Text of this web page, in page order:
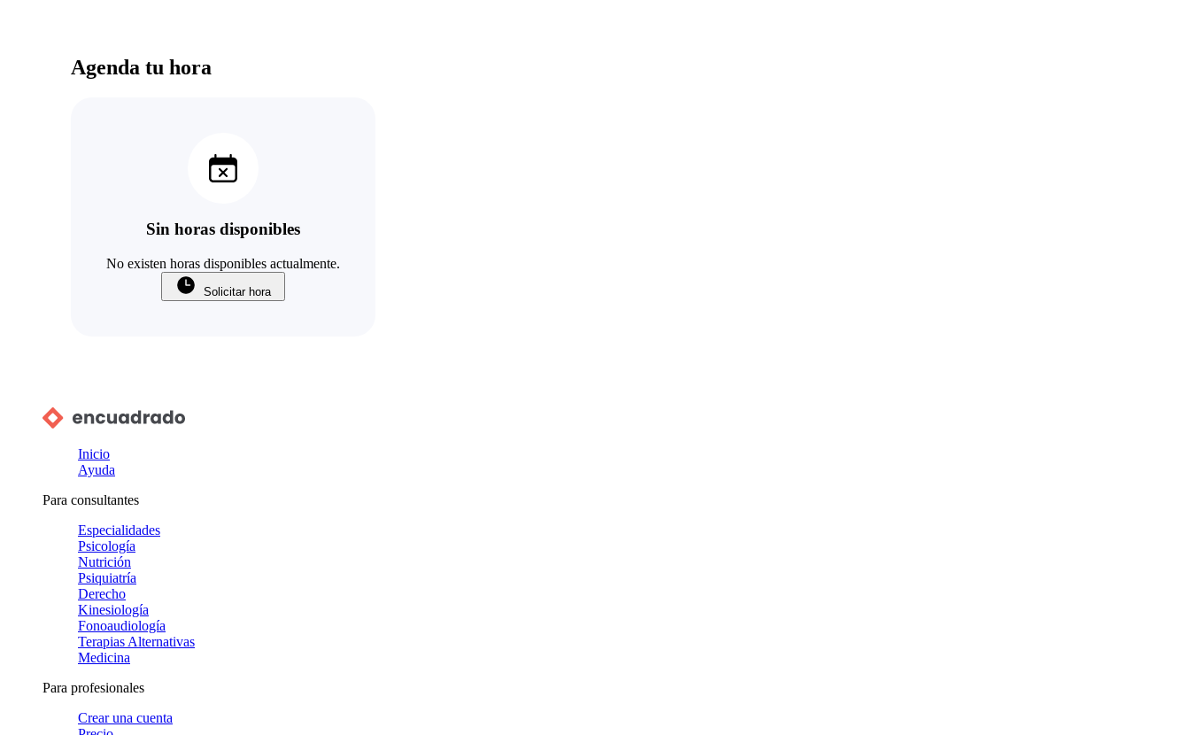
Agenda tu hora
Sin horas disponibles
No existen horas disponibles actualmente.
Solicitar hora
Inicio
Ayuda
Para consultantes
Especialidades
Psicología
Nutrición
Psiquiatría
Derecho
Kinesiología
Fonoaudiología
Terapias Alternativas
Medicina
Para profesionales
Crear una cuenta